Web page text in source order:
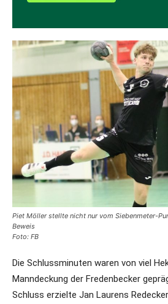
Piet Möller stellte nicht nur vom Siebenmeter-
Beweis
Foto: FB
Die Schlussminuten waren von viel
Manndeckung der Fredenbecker
Schluss erzielte Jan Laurens